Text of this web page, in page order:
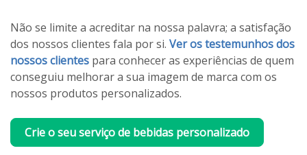
Não se limite a acreditar na nossa palavra; a satisfação
dos nossos clientes fala por si. Ver os testemunhos dos
nossos clientes para conhecer as experiências de quem
conseguiu melhorar a sua imagem de marca com os
nossos produtos personalizados.
Crie o seu serviço de bebidas personalizado